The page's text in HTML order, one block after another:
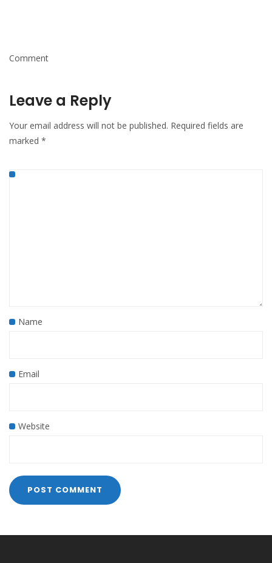
Comment
Leave a Reply
Your email address will not be published. Required fields are
marked *
Name
Email
Website